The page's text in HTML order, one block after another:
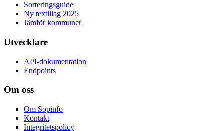
Sorteringsguide
Ny textillag 2025
Jämför kommuner
Utvecklare
API-dokumentation
Endpoints
Om oss
Om Sopinfo
Kontakt
Integritetspolicy